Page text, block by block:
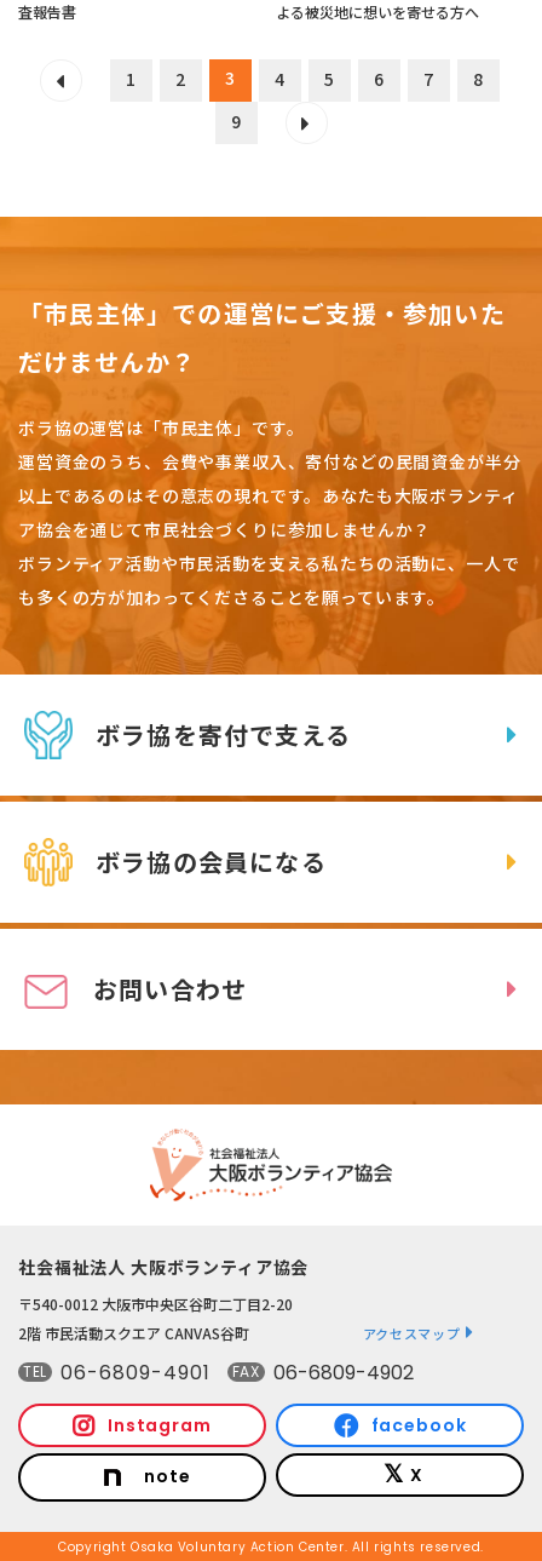
査報告書
よる被災地に想いを寄せる方へ
1 2 3 4 5 6 7
8
9
「市民主体」での運営にご支援・参加いた
だけませんか？
ボラ協の運営は「市民主体」です。
運営資金のうち、会費や事業収入、寄付などの民間資金が半分
以上であるのはその意志の現れです。 あなたも大阪ボランティ
ア協会を通じて市民社会づくりに参加しませんか？
ボランティア活動や市民活動を支える私たちの活動に、一人で
も多くの方が加わってくださることを願っています。
ボラ協を寄付で支える
ボラ協の会員になる
お問い合わせ
社会福祉法人 大阪ボランティア協会
〒540-0012 大阪市中央区谷町二丁目2-20
2階 市民活動スクエア CANVAS谷町
アクセスマップ
TEL 06-6809-4901 FAX 06-6809-4902
Instagram facebook
note X
Copyright Osaka Voluntary Action Center. All rights reserved.